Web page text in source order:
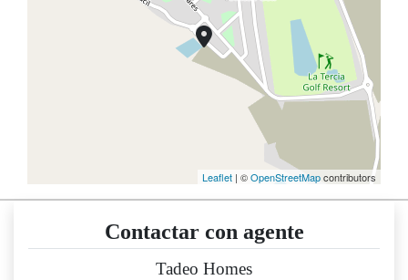
Leaflet | ©OpenStreetMapcontributors
Contactar con agente
Tadeo Homes